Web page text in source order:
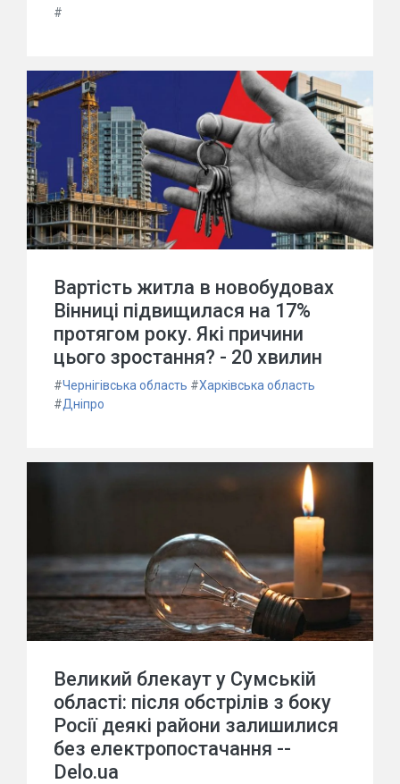
#
Вартість житла в новобудовах
Вінниці підвищилася на 17%
протягом року. Які причини
цього зростання? - 20 хвилин
#Чернігівська область #Харківська область
#Дніпро
Великий блекаут у Сумській
області: після обстрілів з боку
Росії деякі райони залишилися
без електропостачання --
Delo.ua